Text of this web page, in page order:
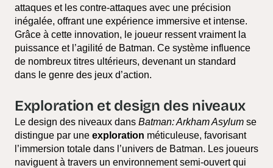
attaques et les contre-attaques avec une précision
inégalée, offrant une expérience immersive et intense.
Grâce à cette innovation, le joueur ressent vraiment la
puissance et l’agilité de Batman. Ce système influence
de nombreux titres ultérieurs, devenant un standard
dans le genre des jeux d’action.
Exploration et design des niveaux
Le design des niveaux dans Batman: Arkham Asylum se
distingue par une exploration méticuleuse, favorisant
l’immersion totale dans l’univers de Batman. Les joueurs
naviguent à travers un environnement semi-ouvert qui